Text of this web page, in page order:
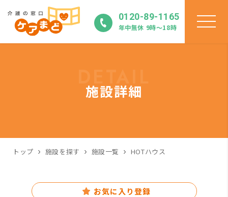
0120-89-1165
年中無休 9時〜18時
施設詳細
トップ 施設を探す 施設一覧 HOTハウス
お気に入り登録